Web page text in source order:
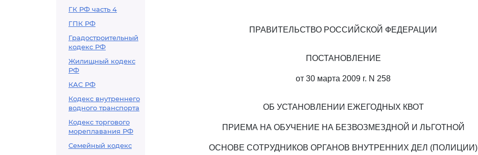
ГК РФ часть 4
ГПК РФ
Градостроительный
кодекс РФ
Жилищный кодекс
РФ
КАС РФ
Кодекс внутреннего
водного транспорта
Кодекс торгового
мореплавания РФ
Семейный кодекс
ПРАВИТЕЛЬСТВО РОССИЙСКОЙ ФЕДЕРАЦИИ
ПОСТАНОВЛЕНИЕ
от 30 марта 2009 г. N 258
ОБ УСТАНОВЛЕНИИ ЕЖЕГОДНЫХ КВОТ
ПРИЕМА НА ОБУЧЕНИЕ НА БЕЗВОЗМЕЗДНОЙ И ЛЬГОТНОЙ
ОСНОВЕ СОТРУДНИКОВ ОРГАНОВ ВНУТРЕННИХ ДЕЛ (ПОЛИЦИИ)